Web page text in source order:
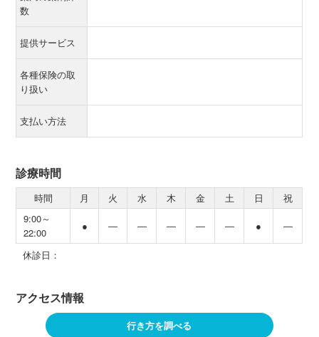
数
提供サービス
各種保険の取
り扱い
支払い方法
診療時間
時間 月 火 水 木 金 土 日
祝
9:00～
22:00
● ― ― ― ― ― ● ―
休診日：
アクセス情報
行き方を調べる